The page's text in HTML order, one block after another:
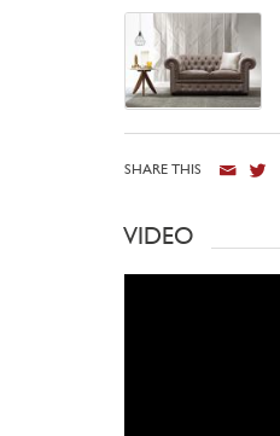
SHARE THIS
VIDEO